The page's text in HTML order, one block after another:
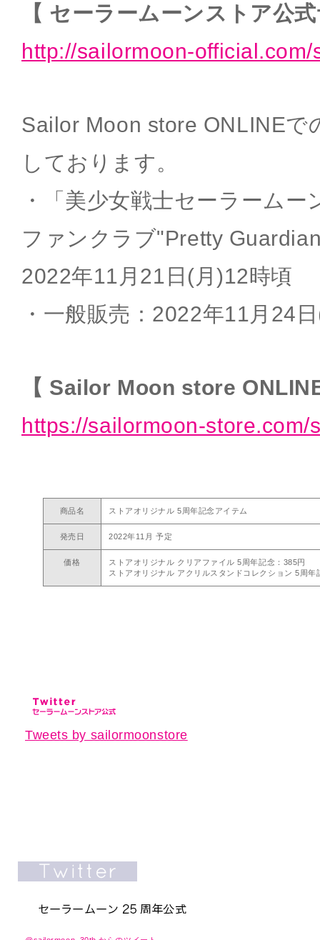
【 セーラームーンストア公
http://sailormoon-official.com/
Sailor Moon store ONLINEで
しております。
・「美少女戦士セーラーム
ファンクラブ"Pretty
2022年11月21日(月)12時頃
・一般販売：2022年11月24
【 Sailor Moon store
https://sailormoon-store.com/
商品名 ストアオリジナル 5周年記念アイテム
発売日 2022年11月 予定
価格
ストアオリジナル クリアファイル 5周年記念：385円
ストアオリジナル アクリルスタンドコレクション 5周
Tweets by sailormoonstore